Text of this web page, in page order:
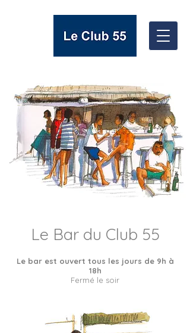
Le Bar du Club 55
Le bar est ouvert tous les jours de 9h à
18h
Fermé le soir